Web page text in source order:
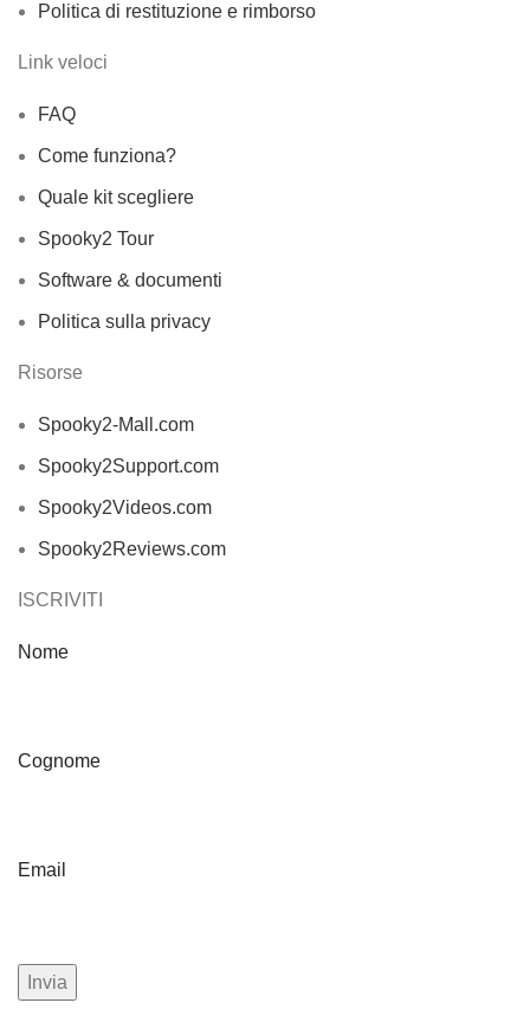
Politica di restituzione e rimborso
Link veloci
FAQ
Come funziona?
Quale kit scegliere
Spooky2 Tour
Software & documenti
Politica sulla privacy
Risorse
Spooky2-Mall.com
Spooky2Support.com
Spooky2Videos.com
Spooky2Reviews.com
ISCRIVITI
Nome
Cognome
Email